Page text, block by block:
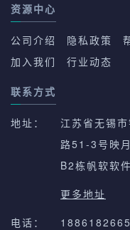
资源中心
公司介绍 隐私政策
加入我们
行业动态
联系方式
地址：
江苏省无锡
路51-3号映
B2栋帆软软
更多地址
电话：